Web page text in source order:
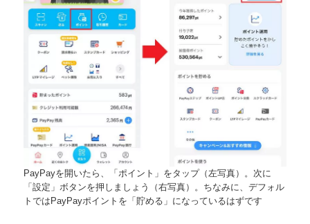
PayPayを開いたら、「ポイント」をタップ（左写真）。次に
「設定」ボタンを押しましょう（右写真）。ちなみに、デフォル
トではPayPayポイントを「貯める」になっているはずです